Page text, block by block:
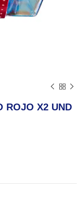
ROJO X2 UND